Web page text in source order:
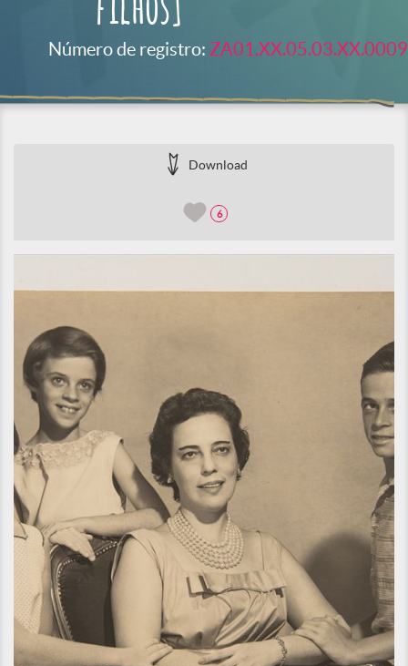
filhos]
Número de registro: ZA01.XX.05.03.XX.0009
Download
6